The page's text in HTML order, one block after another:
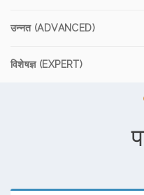
उन्नत (ADVANCED)
विशेषज्ञ (EXPERT)